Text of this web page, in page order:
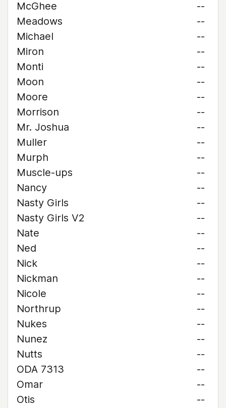
McGhee
--
Meadows
--
Michael
--
Miron
--
Monti
--
Moon
--
Moore
--
Morrison
--
Mr. Joshua
--
Muller
--
Murph
--
Muscle-ups
--
Nancy
--
Nasty Girls
--
Nasty Girls V2
--
Nate
--
Ned
--
Nick
--
Nickman
--
Nicole
--
Northrup
--
Nukes
--
Nunez
--
Nutts
--
ODA 7313
--
Omar
--
Otis
--